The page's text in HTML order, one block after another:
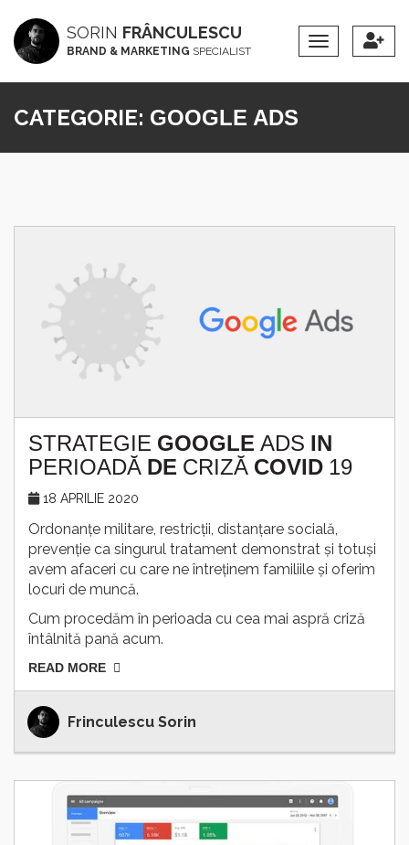
Toggle
Navigation
SORIN FRÂNCULESCU
BRAND & MARKETING SPECIALIST
CATEGORIE: GOOGLE ADS
STRATEGIE GOOGLE ADS IN
PERIOADĂ DE CRIZĂ COVID 19
18 APRILIE 2020
Ordonanțe militare, restricții, distanțare socială,
prevenție ca singurul tratament demonstrat și totuși
avem afaceri cu care ne întreținem familiile și oferim
locuri de muncă.
Cum procedăm în perioada cu cea mai aspră criză
întâlnită pană acum.
READ MORE
Frinculescu Sorin